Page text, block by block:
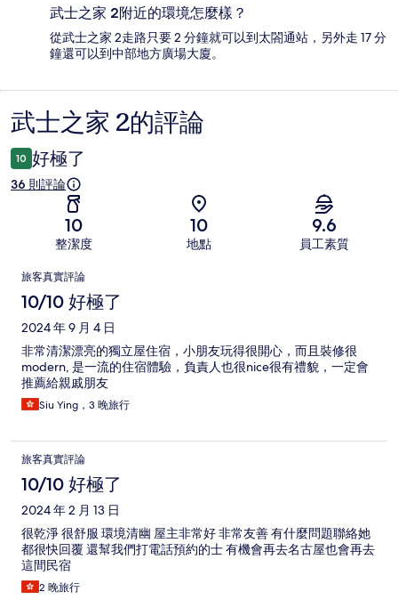
武士之家 2附近的環境怎麼樣？
從武士之家 2走路只要 2 分鐘就可以到太閤通站，另外走 17 分
鐘還可以到中部地方廣場大廈。
評
論
武士之家 2的評論
10 好極了
36 則評論
10
整潔度
10
地點
9.6
員工素質
評
論
旅客真實評論
10/10 好極了
2024 年 9 月 4 日
非常清潔漂亮的獨立屋住宿，小朋友玩得很開心，而且裝修很
modern, 是一流的住宿體驗，負責人也很nice很有禮貌，一定會
推薦給親戚朋友
Siu Ying，3 晚旅行
旅客真實評論
10/10 好極了
2024 年 2 月 13 日
很乾淨 很舒服 環境清幽 屋主非常好 非常友善 有什麼問題聯絡她
都很快回覆 還幫我們打電話預約的士 有機會再去名古屋也會再去
這間民宿
2 晚旅行